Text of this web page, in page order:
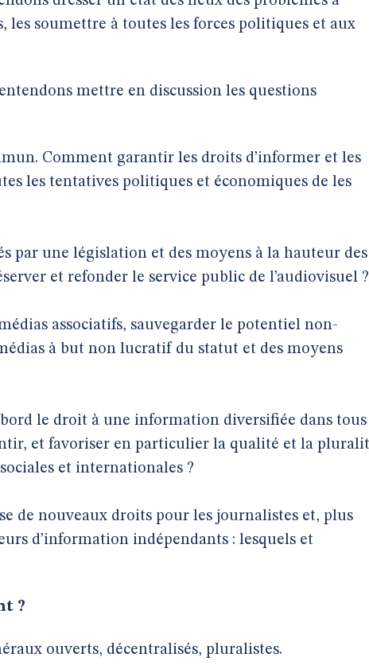
les soumettre à toutes les forces politiques et aux
mettre en discussion les questions
Comment garantir les droits d’informer et les
les tentatives politiques et économiques de les
par une législation et des moyens à la hauteur des
et refonder le service public de l’audiovisuel ?
associatifs, sauvegarder le potentiel non-
à but non lucratif du statut et des moyens
le droit à une information diversifiée dans tous
et favoriser en particulier la qualité et la
et internationales ?
de nouveaux droits pour les journalistes et, plus
d’information indépendants : lesquels et
?
ouverts, décentralisés, pluralistes.